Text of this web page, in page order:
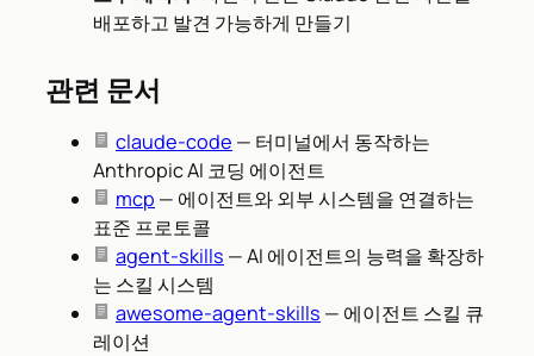
배포하고 발견 가능하게 만들기
관련 문서
claude-code — 터미널에서 동작하는
Anthropic AI 코딩 에이전트
mcp — 에이전트와 외부 시스템을 연결하는
표준 프로토콜
agent-skills — AI 에이전트의 능력을 확장하
는 스킬 시스템
awesome-agent-skills — 에이전트 스킬 큐
레이션